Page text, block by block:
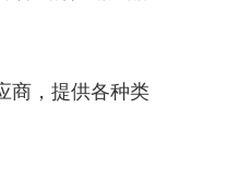
商，提供各种类